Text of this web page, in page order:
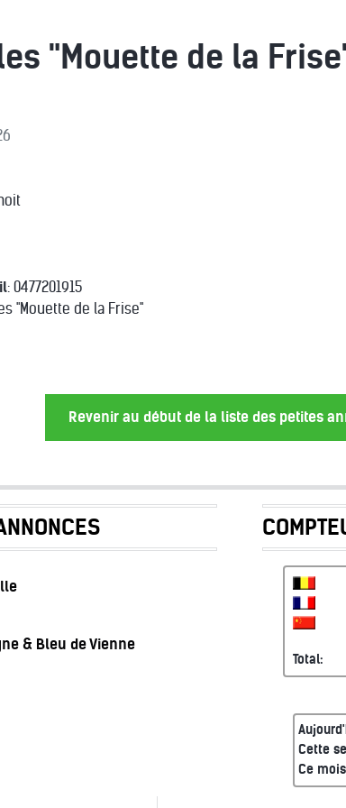
"Mouette de la
: 0477201915
"Mouette de la Frise"
Revenir au début de la liste des petites
& Bleu de Vienne
Total:
Cette
Ce